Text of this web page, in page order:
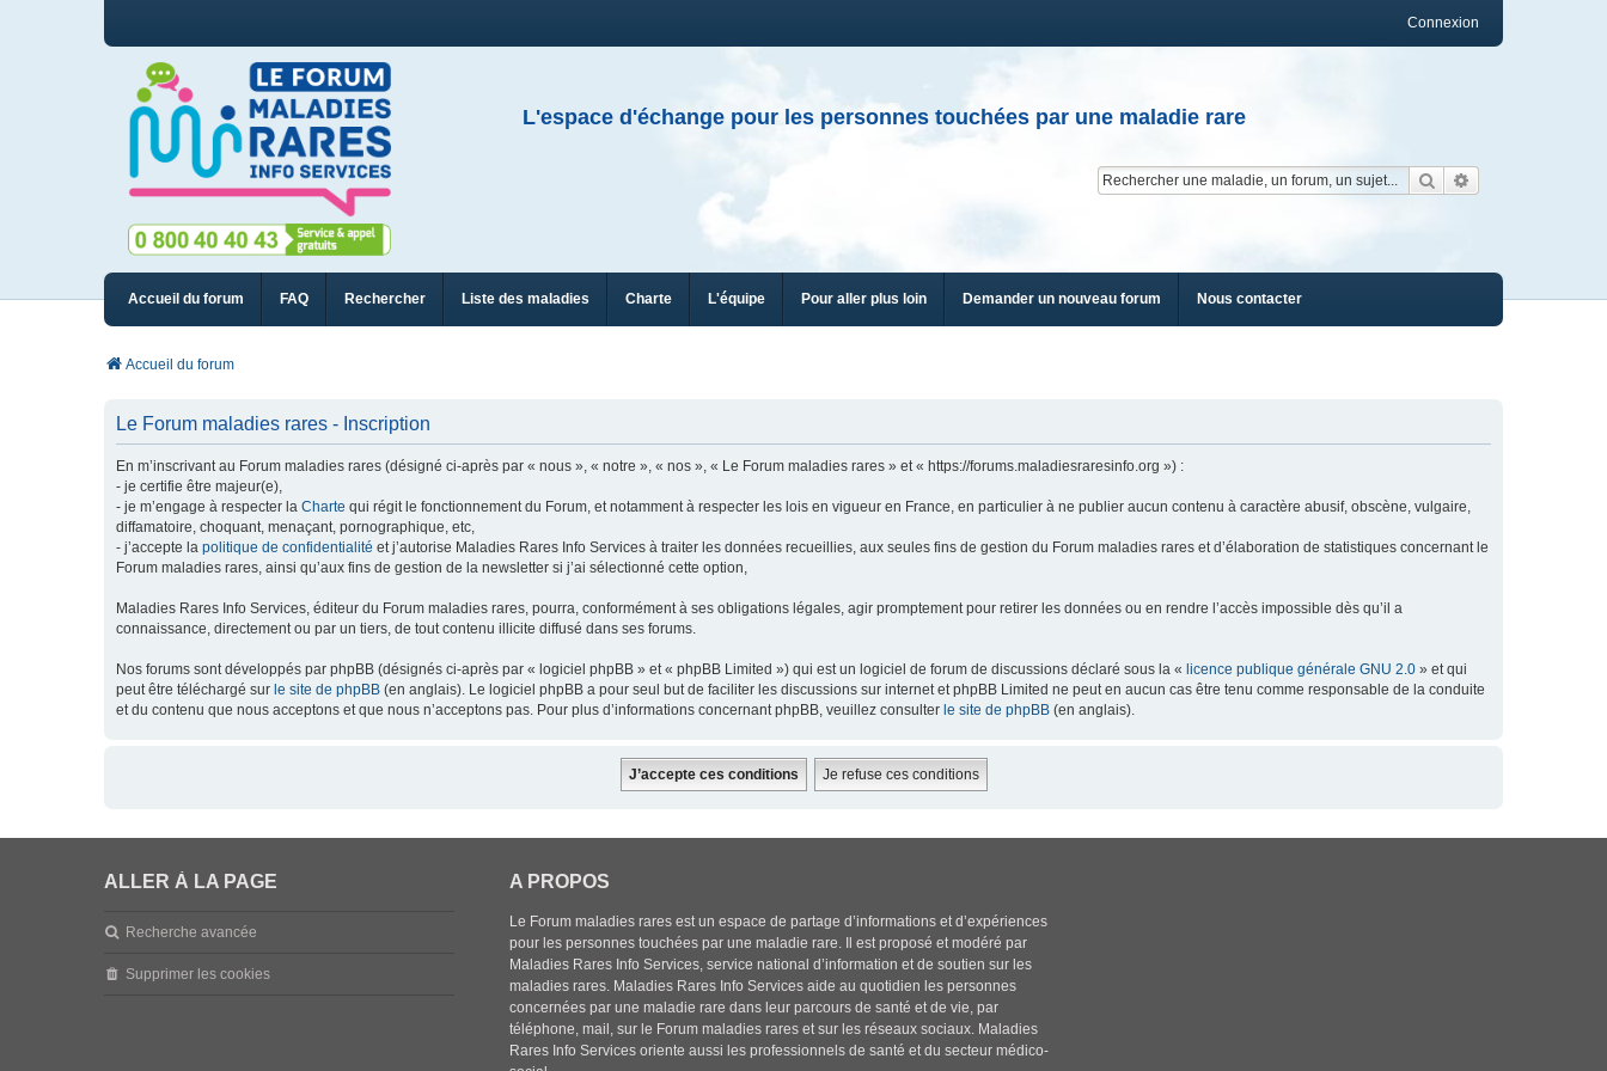
Connexion
L'espace d'échange pour les personnes touchées par une maladie rare
Rechercher
Accueil du forum FAQ Rechercher Liste des maladies Charte L'équipe Pour aller plus loin Demander un nouveau forum Nous contacter
Accueil du forum
Le Forum maladies rares - Inscription
En m’inscrivant au Forum maladies rares (désigné ci-après par « nous », « notre », « nos », « Le Forum maladies rares » et « https://forums.maladiesraresinfo.org ») :
- je certifie être majeur(e),
- je m’engage à respecter la Charte qui régit le fonctionnement du Forum, et notamment à respecter les lois en vigueur en France, en particulier à ne publier aucun contenu à caractère abusif, obscène, vulgaire,
diffamatoire, choquant, menaçant, pornographique, etc,
- j’accepte la politique de confidentialité et j’autorise Maladies Rares Info Services à traiter les données recueillies, aux seules fins de gestion du Forum maladies rares et d’élaboration de statistiques concernant le
Forum maladies rares, ainsi qu’aux fins de gestion de la newsletter si j’ai sélectionné cette option,
Maladies Rares Info Services, éditeur du Forum maladies rares, pourra, conformément à ses obligations légales, agir promptement pour retirer les données ou en rendre l’accès impossible dès qu’il a
connaissance, directement ou par un tiers, de tout contenu illicite diffusé dans ses forums.
Nos forums sont développés par phpBB (désignés ci-après par « logiciel phpBB » et « phpBB Limited ») qui est un logiciel de forum de discussions déclaré sous la « licence publique générale GNU 2.0 » et qui
peut être téléchargé sur le site de phpBB (en anglais). Le logiciel phpBB a pour seul but de faciliter les discussions sur internet et phpBB Limited ne peut en aucun cas être tenu comme responsable de la conduite
et du contenu que nous acceptons et que nous n’acceptons pas. Pour plus d’informations concernant phpBB, veuillez consulter le site de phpBB (en anglais).
ALLER À LA PAGE
Recherche avancée
Supprimer les cookies
A PROPOS
Le Forum maladies rares est un espace de partage d’informations et d’expériences
pour les personnes touchées par une maladie rare. Il est proposé et modéré par
Maladies Rares Info Services, service national d’information et de soutien sur les
maladies rares. Maladies Rares Info Services aide au quotidien les personnes
concernées par une maladie rare dans leur parcours de santé et de vie, par
téléphone, mail, sur le Forum maladies rares et sur les réseaux sociaux. Maladies
Rares Info Services oriente aussi les professionnels de santé et du secteur médico-